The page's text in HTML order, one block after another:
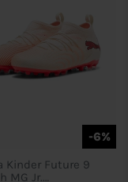
-6%
Kinder Future 9
MG Jr.